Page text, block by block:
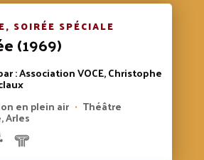
SOIRÉE SPÉCIALE
(1969)
: Association VOCE, Christophe
en plein air • Théâtre
Arles